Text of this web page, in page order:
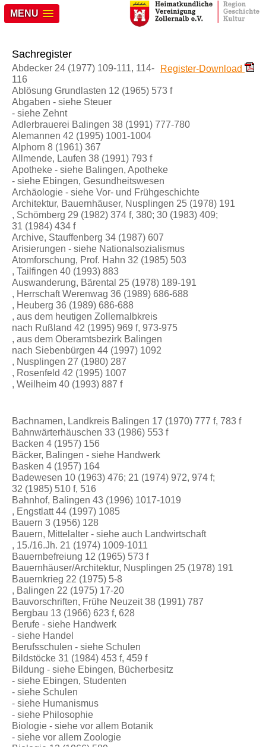
MENU
Sachregister
Register-Download
Abdecker 24 (1977) 109-111, 114-
116
Ablösung Grundlasten 12 (1965) 573 f
Abgaben - siehe Steuer
- siehe Zehnt
Adlerbrauerei Balingen 38 (1991) 777-780
Alemannen 42 (1995) 1001-1004
Alphorn 8 (1961) 367
Allmende, Laufen 38 (1991) 793 f
Apotheke - siehe Balingen, Apotheke
- siehe Ebingen, Gesundheitswesen
Archäologie - siehe Vor- und Frühgeschichte
Architektur, Bauernhäuser, Nusplingen 25 (1978) 191
, Schömberg 29 (1982) 374 f, 380; 30 (1983) 409;
31 (1984) 434 f
Archive, Stauffenberg 34 (1987) 607
Arisierungen - siehe Nationalsozialismus
Atomforschung, Prof. Hahn 32 (1985) 503
, Tailfingen 40 (1993) 883
Auswanderung, Bärental 25 (1978) 189-191
, Herrschaft Werenwag 36 (1989) 686-688
, Heuberg 36 (1989) 686-688
, aus dem heutigen Zollernalbkreis
nach Rußland 42 (1995) 969 f, 973-975
, aus dem Oberamtsbezirk Balingen
nach Siebenbürgen 44 (1997) 1092
, Nusplingen 27 (1980) 287
, Rosenfeld 42 (1995) 1007
, Weilheim 40 (1993) 887 f
Bachnamen, Landkreis Balingen 17 (1970) 777 f, 783 f
Bahnwärterhäuschen 33 (1986) 553 f
Backen 4 (1957) 156
Bäcker, Balingen - siehe Handwerk
Basken 4 (1957) 164
Badewesen 10 (1963) 476; 21 (1974) 972, 974 f;
32 (1985) 510 f, 516
Bahnhof, Balingen 43 (1996) 1017-1019
, Engstlatt 44 (1997) 1085
Bauern 3 (1956) 128
Bauern, Mittelalter - siehe auch Landwirtschaft
, 15./16.Jh. 21 (1974) 1009-1011
Bauernbefreiung 12 (1965) 573 f
Bauernhäuser/Architektur, Nusplingen 25 (1978) 191
Bauernkrieg 22 (1975) 5-8
, Balingen 22 (1975) 17-20
Bauvorschriften, Frühe Neuzeit 38 (1991) 787
Bergbau 13 (1966) 623 f, 628
Berufe - siehe Handwerk
- siehe Handel
Berufsschulen - siehe Schulen
Bildstöcke 31 (1984) 453 f, 459 f
Bildung - siehe Ebingen, Bücherbesitz
- siehe Ebingen, Studenten
- siehe Schulen
- siehe Humanismus
- siehe Philosophie
Biologie - siehe vor allem Botanik
- siehe vor allem Zoologie